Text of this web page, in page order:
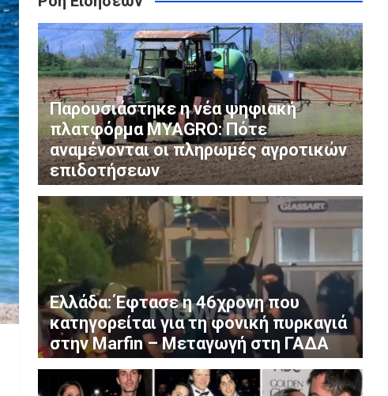
myAGRO – Δήλωση Μητσοτάκη
μιλούν για “πλήθος ελλείψεων και σοβαρών κενών” στη
Παρουσιάστηκε η νέα ψηφιακή
πλατφόρμα MYAGRO: Πότε
αναμένονται οι πληρωμές αγροτικών
επιδοτήσεων
Ελλάδα: Έφτασε η 46χρονη που
κατηγορείται για τη φονική πυρκαγιά
στην Marfin – Μεταγωγή στη ΓΑΔΑ